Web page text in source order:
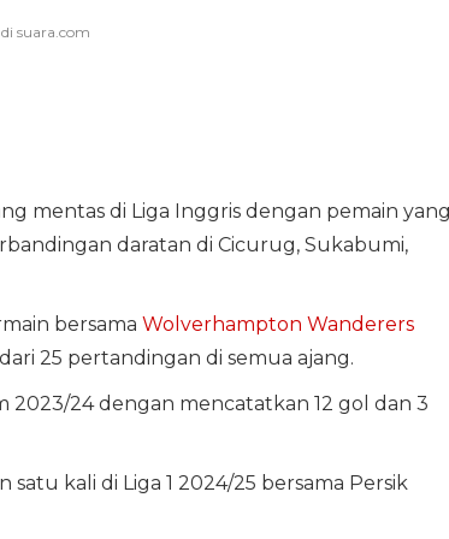
mentas di Liga Inggris dengan pemain
daratan di Cicurug, Sukabumi,
bersama Wolverhampton Wanderers
25 pertandingan di semua ajang.
2023/24 dengan mencatatkan 12 gol dan 3
kali di Liga 1 2024/25 bersama Persik